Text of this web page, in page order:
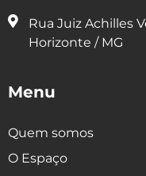
Rua Juiz Achilles
Horizonte / MG
Menu
Quem somos
O Espaço